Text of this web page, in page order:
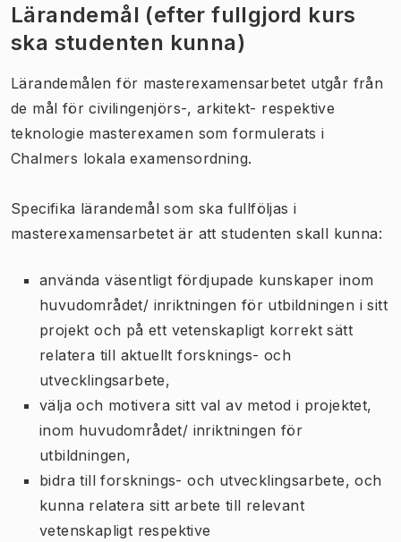
Lärandemål (efter fullgjord kurs
ska studenten kunna)
Lärandemålen för masterexamensarbetet utgår från
de mål för civilingenjörs-, arkitekt- respektive
teknologie masterexamen som formulerats i
Chalmers lokala examensordning.
Specifika lärandemål som ska fullföljas i
masterexamensarbetet är att studenten skall kunna:
använda väsentligt fördjupade kunskaper inom
huvudområdet/ inriktningen för utbildningen i sitt
projekt och på ett vetenskapligt korrekt sätt
relatera till aktuellt forsknings- och
utvecklingsarbete,
välja och motivera sitt val av metod i projektet,
inom huvudområdet/ inriktningen för
utbildningen,
bidra till forsknings- och utvecklingsarbete, och
kunna relatera sitt arbete till relevant
vetenskapligt respektive